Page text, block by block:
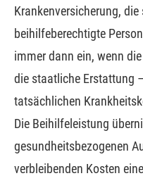
Kranken­ver­si­che­rung,
beihilfeberechtigte
immer dann ein, wenn
die staatliche Erstattung
tatsächlichen
Die Beihilfeleistung
gesundheitsbezogenen
verbleibenden Kosten